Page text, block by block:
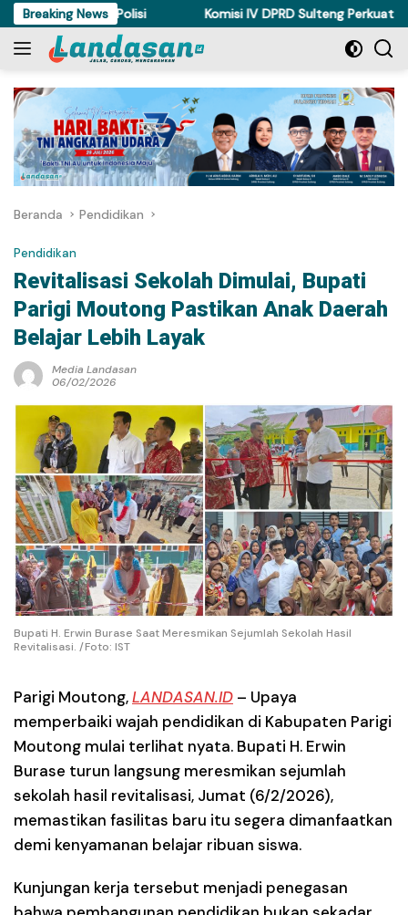
Langsung
ke
konten
Breaking News
Ditahan Polisi Komisi IV DPRD Sulteng Perkuat Perda
Beranda Pendidikan
Pendidikan
Revitalisasi Sekolah Dimulai, Bupati
Parigi Moutong Pastikan Anak Daerah
Belajar Lebih Layak
Media Landasan
06/02/2026
Bupati H. Erwin Burase Saat Meresmikan Sejumlah Sekolah Hasil
Revitalisasi. /Foto: IST
Parigi Moutong,LANDASAN.ID – Upaya
memperbaiki wajah pendidikan di Kabupaten Parigi
Moutong mulai terlihat nyata. Bupati H. Erwin
Burase turun langsung meresmikan sejumlah
sekolah hasil revitalisasi, Jumat (6/2/2026),
memastikan fasilitas baru itu segera dimanfaatkan
demi kenyamanan belajar ribuan siswa.
Kunjungan kerja tersebut menjadi penegasan